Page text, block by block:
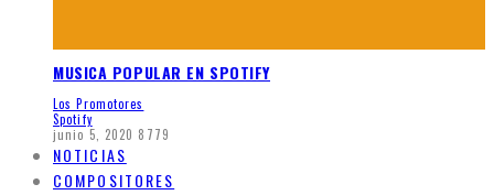
MUSICA POPULAR EN SPOTIFY
Los Promotores
Spotify
junio 5, 2020 8779
NOTICIAS
COMPOSITORES